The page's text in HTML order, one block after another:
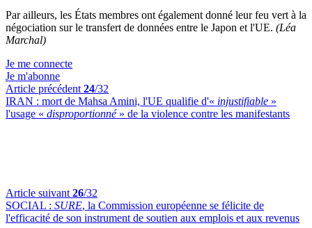
Par ailleurs, les États membres ont également donné leur feu vert à la
négociation sur le transfert de données entre le Japon et l'UE. (Léa
Marchal)
Je me connecte
Je m'abonne
Article précédent 24/32
IRAN : mort de Mahsa Amini, l'UE qualifie d'« injustifiable »
l'usage « disproportionné » de la violence contre les manifestants
Article suivant 26/32
SOCIAL : SURE, la Commission européenne se félicite de
l'efficacité de son instrument de soutien aux emplois et aux revenus